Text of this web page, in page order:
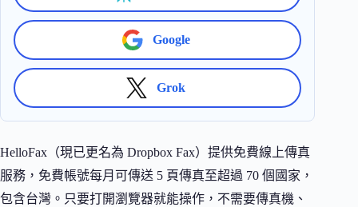
Google
Grok
HelloFax（現已更名為 Dropbox Fax）提供免費線上傳真
服務，免費帳號每月可傳送 5 頁傳真至超過 70 個國家，
包含台灣。只要打開瀏覽器就能操作，不需要傳真機、